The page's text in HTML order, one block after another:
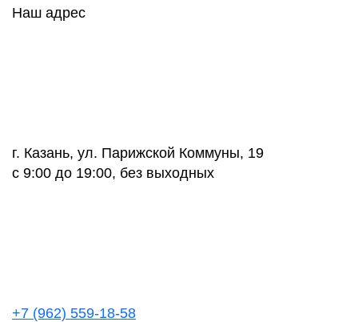
Наш адрес
г. Казань, ул. Парижской Коммуны, 19
с 9:00 до 19:00, без выходных
+7 (962) 559-18-58